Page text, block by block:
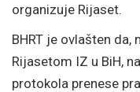
organizuje Rijaset.
BHRT je ovlašten
Rijasetom IZ u BiH,
protokola prenese